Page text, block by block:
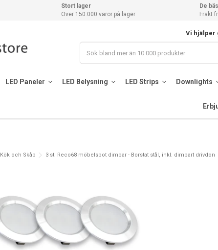
Stort lager
Över 150.000 varor på lager
De
Frakt
Vi hjälper
LED Paneler LED Belysning LED Strips Downlights
Kök och Skåp 3 st. Reco68 möbelspot dimbar - Borstat stål, inkl. dimbart drivdon